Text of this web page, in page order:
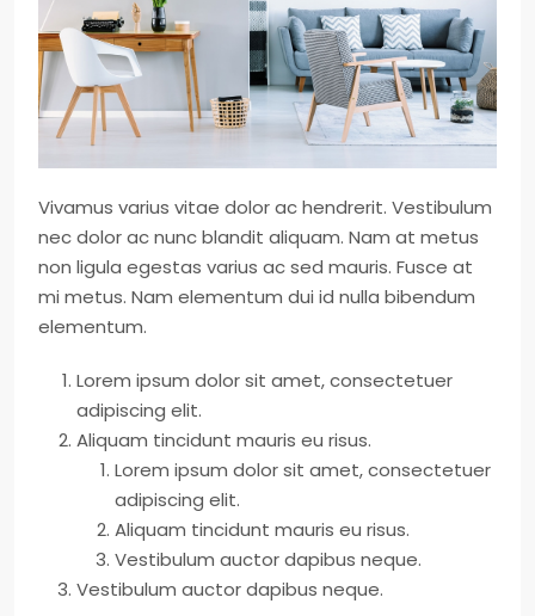
Vivamus varius vitae dolor ac hendrerit. Vestibulum
nec dolor ac nunc blandit aliquam. Nam at metus
non ligula egestas varius ac sed mauris. Fusce at
mi metus. Nam elementum dui id nulla bibendum
elementum.
Lorem ipsum dolor sit amet, consectetuer
adipiscing elit.
Aliquam tincidunt mauris eu risus.
Lorem ipsum dolor sit amet, consectetuer
adipiscing elit.
Aliquam tincidunt mauris eu risus.
Vestibulum auctor dapibus neque.
Vestibulum auctor dapibus neque.